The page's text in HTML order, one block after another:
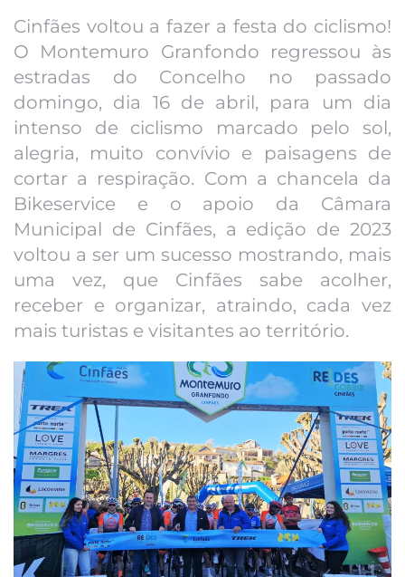
Cinfães voltou a fazer a festa do ciclismo!
O Montemuro Granfondo regressou às
estradas do Concelho no passado
domingo, dia 16 de abril, para um dia
intenso de ciclismo marcado pelo sol,
alegria, muito convívio e paisagens de
cortar a respiração. Com a chancela da
Bikeservice e o apoio da Câmara
Municipal de Cinfães, a edição de 2023
voltou a ser um sucesso mostrando, mais
uma vez, que Cinfães sabe acolher,
receber e organizar, atraindo, cada vez
mais turistas e visitantes ao território.